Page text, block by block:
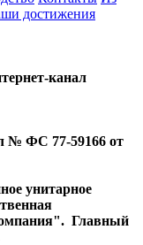
достижения
канал
№ ФС 77-59166 от
унитарное
Главный